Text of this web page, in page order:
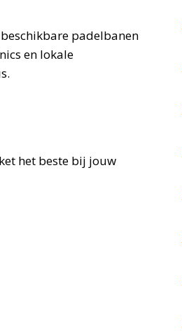
padelbanen
en lokale
het beste bij jouw